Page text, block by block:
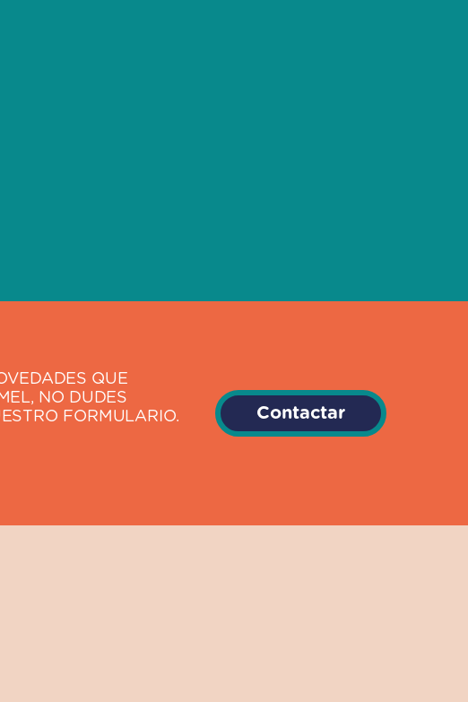
QUE
NO DUDES
FORMULARIO.
Contactar